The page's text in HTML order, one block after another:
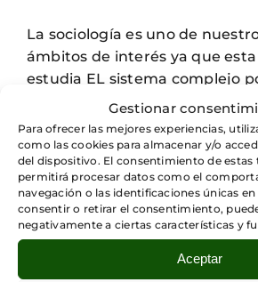
Gestionar
Para ofrecer las mejores experiencias,
como las cookies para almacenar y/o
del dispositivo. El consentimiento de estas
permitirá procesar datos como el
navegación o las identificaciones únicas
consentir o retirar el consentimiento,
negativamente a ciertas características y
Aceptar
La sociología es uno de
ámbitos de interés ya que
estudia EL sistema complejo
antonomasia: trata de
relaciones de los seres
Se puede decir que en
múltiples corrientes de estudio
aplica una u otra visión de la
(entendida siempre como un
difieren mucho en el modo de